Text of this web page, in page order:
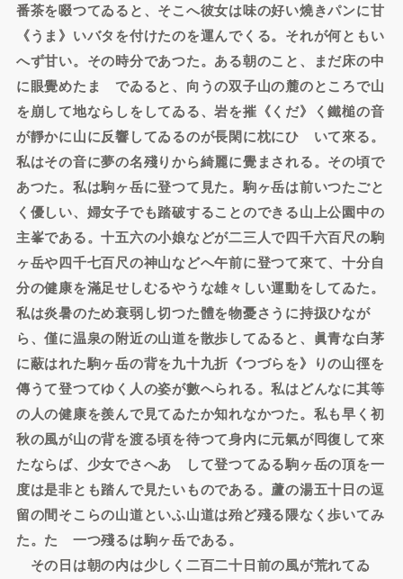
番茶を啜つてゐると、そこへ彼女は味の好い燒きパンに甘
《うま》いバタを付けたのを運んでくる。それが何ともい
へず甘い。その時分であつた。ある朝のこと、まだ床の中
に眼覺めたまゝでゐると、向うの双子山の麓のところで山
を崩して地ならしをしてゐる、岩を摧《くだ》く鐵槌の音
が靜かに山に反響してゐるのが長閑に枕にひゞいて來る。
私はその音に夢の名殘りから綺麗に覺まされる。その頃で
あつた。私は駒ヶ岳に登つて見た。駒ヶ岳は前いつたごと
く優しい、婦女子でも踏破することのできる山上公園中の
主峯である。十五六の小娘などが二三人で四千六百尺の駒
ヶ岳や四千七百尺の神山などへ午前に登つて來て、十分自
分の健康を滿足せしむるやうな雄々しい運動をしてゐた。
私は炎暑のため衰弱し切つた體を物憂さうに持扱ひなが
ら、僅に温泉の附近の山道を散歩してゐると、眞青な白茅
に蔽はれた駒ヶ岳の背を九十九折《つづらを》りの山徑を
傳うて登つてゆく人の姿が數へられる。私はどんなに其等
の人の健康を羨んで見てゐたか知れなかつた。私も早く初
秋の風が山の背を渡る頃を待つて身内に元氣が囘復して來
たならば、少女でさへあゝして登つてゐる駒ヶ岳の頂を一
度は是非とも踏んで見たいものである。蘆の湯五十日の逗
留の間そこらの山道といふ山道は殆ど殘る隈なく歩いてみ
た。たゞ一つ殘るは駒ヶ岳である。
その日は朝の内は少しく二百二十日前の風が荒れてゐ